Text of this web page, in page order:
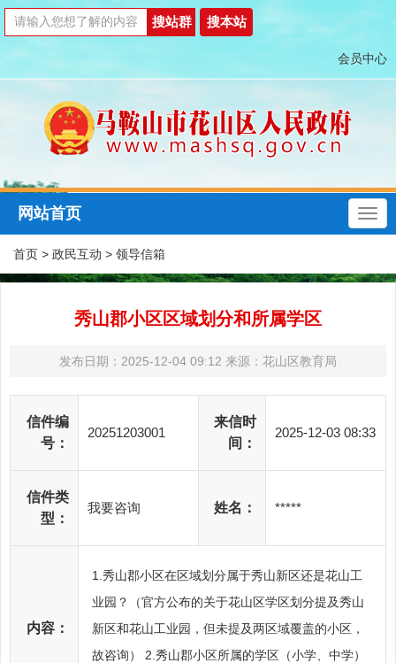
会员中心
网站首页
首页 > 政民互动 > 领导信箱
秀山郡小区区域划分和所属学区
发布日期：2025-12-04 09:12 来源：花山区教育局
信件编
号：
20251203001
来信时
间：
2025-12-03 08:33
信件类
型：
我要咨询 姓名： *****
内容：
1.秀山郡小区在区域划分属于秀山新区还是花山工
业园？（官方公布的关于花山区学区划分提及秀山
新区和花山工业园，但未提及两区域覆盖的小区，
故咨询） 2.秀山郡小区所属的学区（小学、中学）